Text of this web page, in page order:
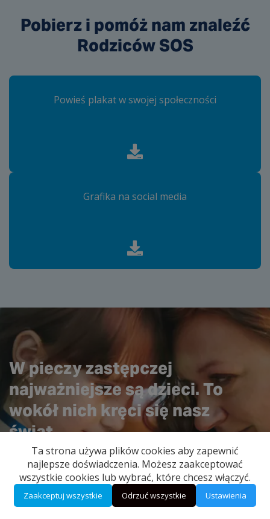
Pobierz i pomóż nam znaleźć
Rodziców SOS
Powieś plakat w swojej społeczności
Grafika na social media
W pieczy zastępczej
najważniejsze są dzieci. To
wokół nich kręci się nasz
świat.
Ta strona używa plików cookies aby zapewnić
najlepsze doświadczenia. Możesz zaakceptować
wszystkie cookies lub wybrać, które chcesz włączyć.
Zaakceptuj wszystkie Odrzuć wszystkie Ustawienia